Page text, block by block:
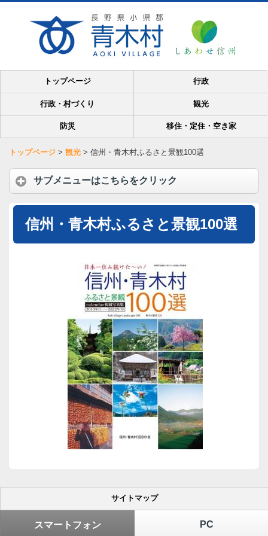
トップページ 行政
行政・村づくり 観光
防災 移住・定住・空き家
トップページ > 観光 > 信州・青木村ふるさと景観100選
サブメニューはこちらをクリック
信州・青木村ふるさと景観100選
サイトマップ
PC
スマートフォン